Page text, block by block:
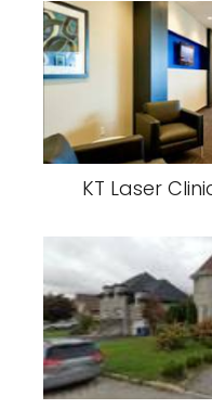
KT Laser